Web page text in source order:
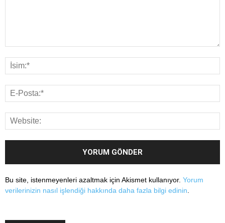
Bu site, istenmeyenleri azaltmak için Akismet kullanıyor. Yorum
verilerinizin nasıl işlendiği hakkında daha fazla bilgi edinin